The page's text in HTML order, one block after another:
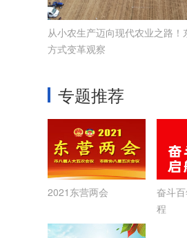
从小农生产迈向现代农业之路！
方式变革观察
专题推荐
2021东营两会
奋斗
程